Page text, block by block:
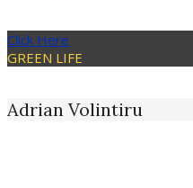
Click Here
GREEN LIFE
Adrian Volintiru